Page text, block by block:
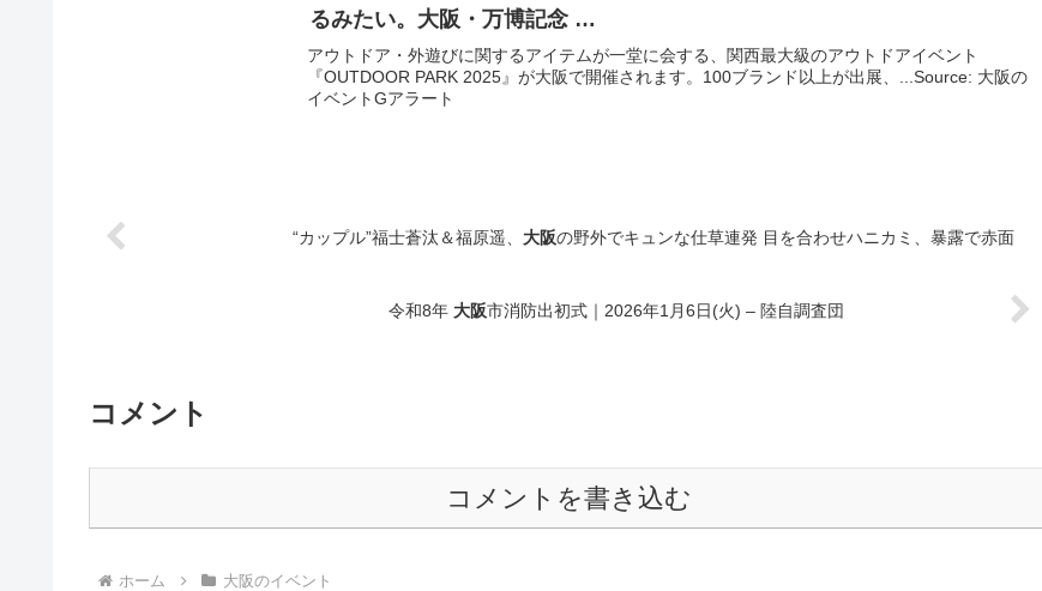
るみたい。 大阪 ・万博記念 …
アウトドア・外遊びに関するアイテムが一堂に会する、関西最大級のアウトドアイベント
『OUTDOOR PARK 2025』が大阪で開催されます。100ブランド以上が出展、...Source: 大阪の
イベントGアラート
“カップル”福士蒼汰＆福原遥、 大阪の野外でキュンな仕草連発 目を合わせハニカミ、暴露で赤面
令和8年 大阪市消防出初式｜2026年1月6日(火) – 陸自調査団
コメント
コメントを書き込む
ホーム 大阪のイベント